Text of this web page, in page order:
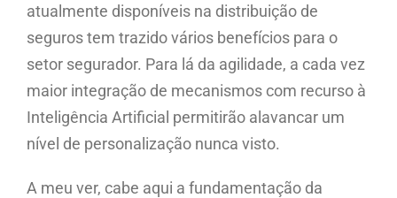
atualmente disponíveis na distribuição de
seguros tem trazido vários benefícios para o
setor segurador. Para lá da agilidade, a cada vez
maior integração de mecanismos com recurso à
Inteligência Artificial permitirão alavancar um
nível de personalização nunca visto.
A meu ver, cabe aqui a fundamentação da